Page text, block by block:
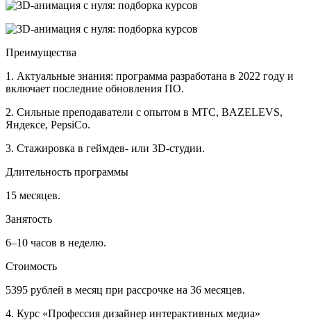
Преимущества
1. Актуальные знания: программа разработана в 2022 году и
включает последние обновления ПО.
2. Сильные преподаватели с опытом в МТС, BAZELEVS,
Яндексе, PepsiCo.
3. Стажировка в геймдев- или 3D-студии.
Длительность программы
15 месяцев.
Занятость
6–10 часов в неделю.
Стоимость
5395 рублей в месяц при рассрочке на 36 месяцев.
4. Курс «Профессия дизайнер интерактивных медиа»